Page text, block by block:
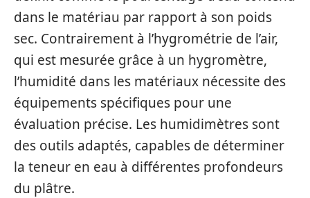
dans le matériau par rapport à son poids
sec. Contrairement à l’hygrométrie de l’air,
qui est mesurée grâce à un hygromètre,
l’humidité dans les matériaux nécessite des
équipements spécifiques pour une
évaluation précise. Les humidimètres sont
des outils adaptés, capables de déterminer
la teneur en eau à différentes profondeurs
du plâtre.